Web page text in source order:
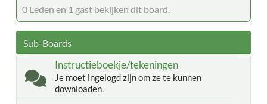
0 Leden en 1 gast bekijken dit board.
Sub-Boards
Instructieboekje/tekeningen
Je moet ingelogd zijn om ze te kunnen
downloaden.